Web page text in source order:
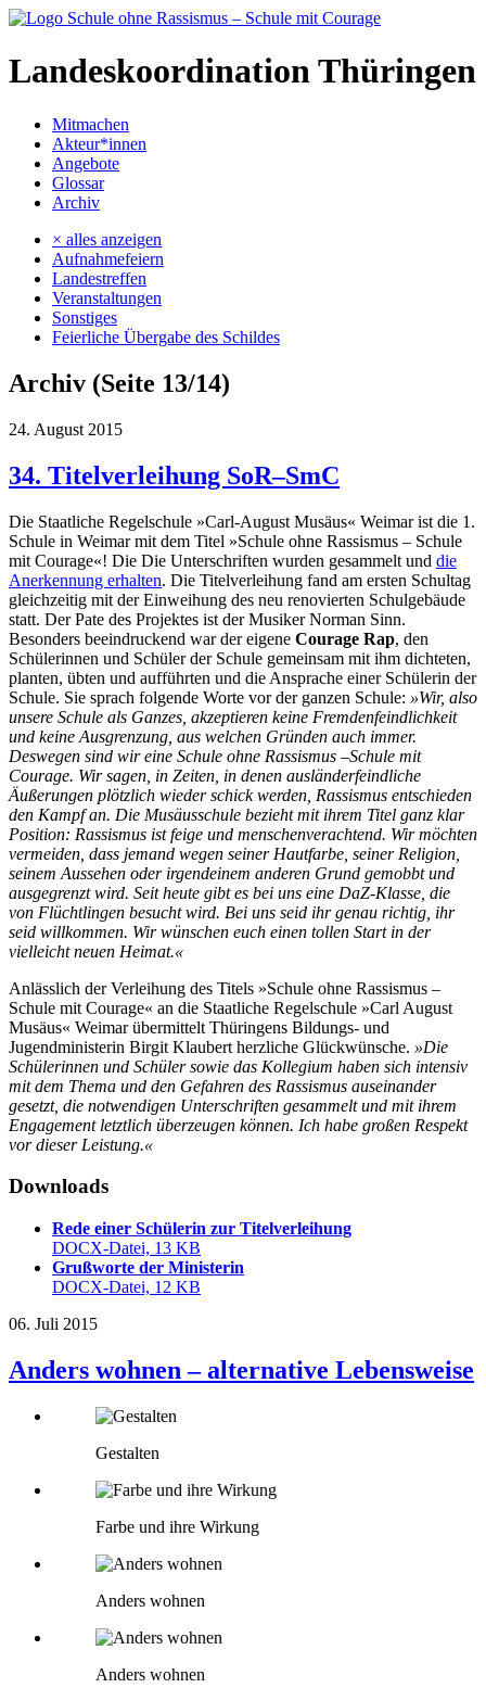
Landeskoordination Thüringen
Mitmachen
Akteur*innen
Angebote
Glossar
Archiv
× alles anzeigen
Aufnahmefeiern
Landestreffen
Veranstaltungen
Sonstiges
Feierliche Übergabe des Schildes
Archiv (Seite 13/14)
24. August 2015
34. Titelverleihung SoR–SmC
Die Staatliche Regelschule »Carl-August Musäus« Weimar ist die 1.
Schule in Weimar mit dem Titel »Schule ohne Rassismus – Schule
mit Courage«! Die Die Unterschriften wurden gesammelt und die
Anerkennung erhalten. Die Titelverleihung fand am ersten Schultag
gleichzeitig mit der Einweihung des neu renovierten Schulgebäude
statt. Der Pate des Projektes ist der Musiker Norman Sinn.
Besonders beeindruckend war der eigene Courage Rap, den
Schülerinnen und Schüler der Schule gemeinsam mit ihm dichteten,
planten, übten und aufführten und die Ansprache einer Schülerin der
Schule. Sie sprach folgende Worte vor der ganzen Schule: »Wir, also
unsere Schule als Ganzes, akzeptieren keine Fremdenfeindlichkeit
und keine Ausgrenzung, aus welchen Gründen auch immer.
Deswegen sind wir eine Schule ohne Rassismus –Schule mit
Courage. Wir sagen, in Zeiten, in denen ausländerfeindliche
Äußerungen plötzlich wieder schick werden, Rassismus entschieden
den Kampf an. Die Musäusschule bezieht mit ihrem Titel ganz klar
Position: Rassismus ist feige und menschenverachtend. Wir möchten
vermeiden, dass jemand wegen seiner Hautfarbe, seiner Religion,
seinem Aussehen oder irgendeinem anderen Grund gemobbt und
ausgegrenzt wird. Seit heute gibt es bei uns eine DaZ-Klasse, die
von Flüchtlingen besucht wird. Bei uns seid ihr genau richtig, ihr
seid willkommen. Wir wünschen euch einen tollen Start in der
vielleicht neuen Heimat.«
Anlässlich der Verleihung des Titels »Schule ohne Rassismus –
Schule mit Courage« an die Staatliche Regelschule »Carl August
Musäus« Weimar übermittelt Thüringens Bildungs- und
Jugendministerin Birgit Klaubert herzliche Glückwünsche. »Die
Schülerinnen und Schüler sowie das Kollegium haben sich intensiv
mit dem Thema und den Gefahren des Rassismus auseinander
gesetzt, die notwendigen Unterschriften gesammelt und mit ihrem
Engagement letztlich überzeugen können. Ich habe großen Respekt
vor dieser Leistung.«
Downloads
Rede einer Schülerin zur Titelverleihung
DOCX-Datei, 13 KB
Grußworte der Ministerin
DOCX-Datei, 12 KB
06. Juli 2015
Anders wohnen – alternative Lebensweise
Gestalten
Farbe und ihre Wirkung
Anders wohnen
Anders wohnen